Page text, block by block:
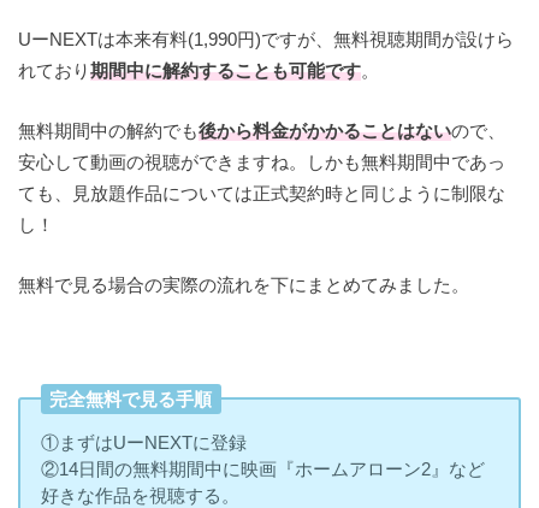
UーNEXTは本来有料(1,990円)ですが、無料視聴期間が設けら
れており期間中に解約することも可能です。
無料期間中の解約でも後から料金がかかることはないので、
安心して動画の視聴ができますね。しかも無料期間中であっ
ても、見放題作品については正式契約時と同じように制限な
し！
無料で見る場合の実際の流れを下にまとめてみました。
完全無料で見る手順
①まずはUーNEXTに登録
②14日間の無料期間中に映画『ホームアローン2』など
好きな作品を視聴する。